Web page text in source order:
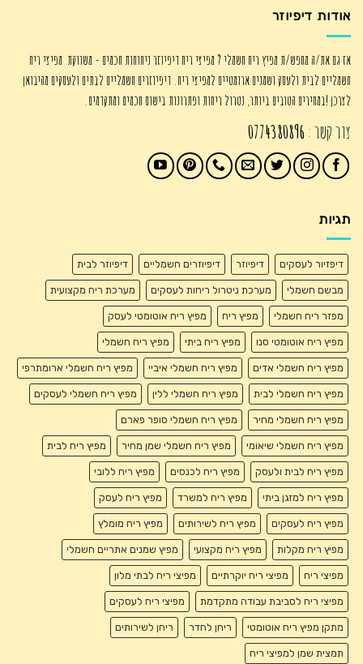
אודות דיפיוזר
אז גם את/ה מחפש/ת מפיץ ריח חשמלי ? מפיצי ריח דיפיוזר ניחוחות חכמים - משווקת מפיצי ריח
חשמליים לבית ולעסק ושמנים ארומטיים למפיצי ריח. דיפיוזרים חשמליים לבתים ולעסקים מהיבואן
לצרכן !במחירים הטובים ביותר, נטרול ריחות ופתרונות בישום חכמים ומתקדמים.
צור קשר : 0774380896
תגיות
דיפזיור לעסקים דיפיוזר דיפיוזרים חשמליים דיפיוזר לבית
מבשם חשמלי מערכת ניטרול ריחות לעסקים מערכת ריח מקצועית
מפזר ריח חשמלי מפיץ ריח מפיץ ריח אוטומטי לעסק
מפיץ ריח אוטומטי סנו מפיץ ריח ביתי מפיץ ריח חשמלי
מפיץ ריח חשמלי אדים מפיץ ריח חשמלי איביי מפיץ ריח חשמלי ארומתרפי
מפיץ ריח חשמלי לבית מפיץ ריח חשמלי ללין מפיץ ריח חשמלי לעסקים
מפיץ ריח חשמלי מחיר מפיץ ריח חשמלי סופר פארם
מפיץ ריח חשמלי שיאומי מפיץ ריח חשמלי שמן מחיר מפיץ ריח לבית
מפיץ ריח לבית ולעסק מפיץ ריח לכנסים מפיץ ריח ללובי
מפיץ ריח למזגן ביתי מפיץ ריח למשרד מפיץ ריח לעסק
מפיץ ריח לעסקים מפיץ ריח לשירותים מפיץ ריח מומלץ
מפיץ ריח מקלות מפיץ ריח מקצועי מפיץ שמנים אתריים חשמלי
מפיצי ריח מפיצי ריח יוקרתיים מפיצי ריח לבתי מלון
מפיצי ריח לסביבת עבודה מתקדמת מפיצי ריח לעסקים
מתקן מפיץ ריח אוטומטי ריחן לחדר ריחן לשירותים
תמצית שמן למפיצי ריח